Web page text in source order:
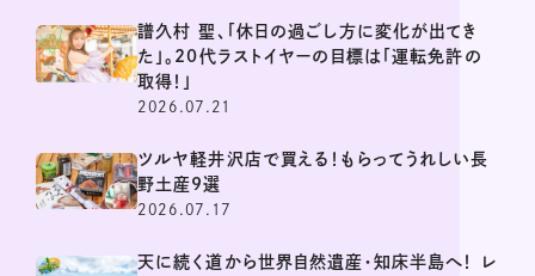
譜久村 聖、「休日の過ごし方に変化が出てき
た」。20代ラストイヤーの目標は「運転免許の
取得！」
2026.07.21
ツルヤ軽井沢店で買える！もらってうれしい長
野土産9選
2026.07.17
天に続く道から世界自然遺産・知床半島へ！ レ